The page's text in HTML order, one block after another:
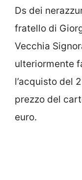
Ds dei
fratello di
Vecchia
ulteriormente
l’acquisto del
prezzo del
euro.